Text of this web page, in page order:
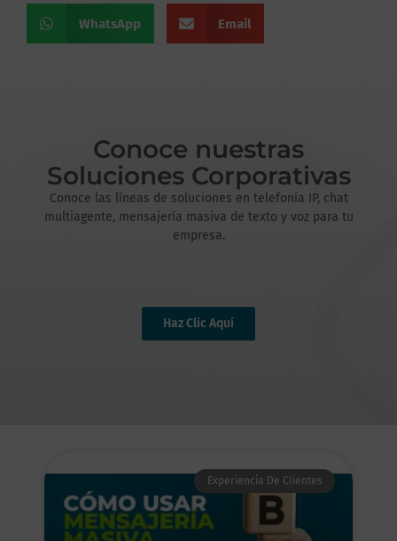
WhatsApp Email
Conoce nuestras
Soluciones Corporativas
Conoce las líneas de soluciones en telefonía IP, chat
multiagente, mensajería masiva de texto y voz para tu
empresa.
Haz Clic Aquí
Experiencia De Clientes